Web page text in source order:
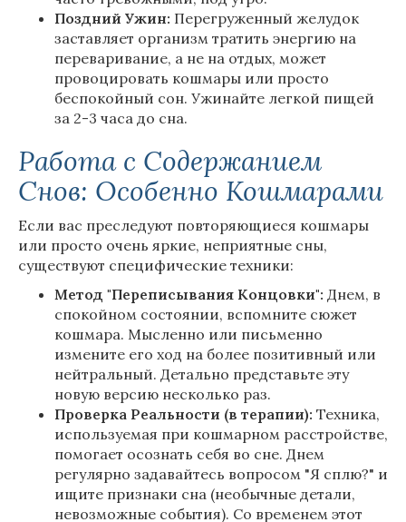
Поздний Ужин: Перегруженный желудок
заставляет организм тратить энергию на
переваривание, а не на отдых, может
провоцировать кошмары или просто
беспокойный сон. Ужинайте легкой пищей
за 2-3 часа до сна.
Работа с Содержанием
Снов: Особенно Кошмарами
Если вас преследуют повторяющиеся кошмары
или просто очень яркие, неприятные сны,
существуют специфические техники:
Метод "Переписывания Концовки": Днем, в
спокойном состоянии, вспомните сюжет
кошмара. Мысленно или письменно
измените его ход на более позитивный или
нейтральный. Детально представьте эту
новую версию несколько раз.
Проверка Реальности (в терапии): Техника,
используемая при кошмарном расстройстве,
помогает осознать себя во сне. Днем
регулярно задавайтесь вопросом "Я сплю?" и
ищите признаки сна (необычные детали,
невозможные события). Со временем этот